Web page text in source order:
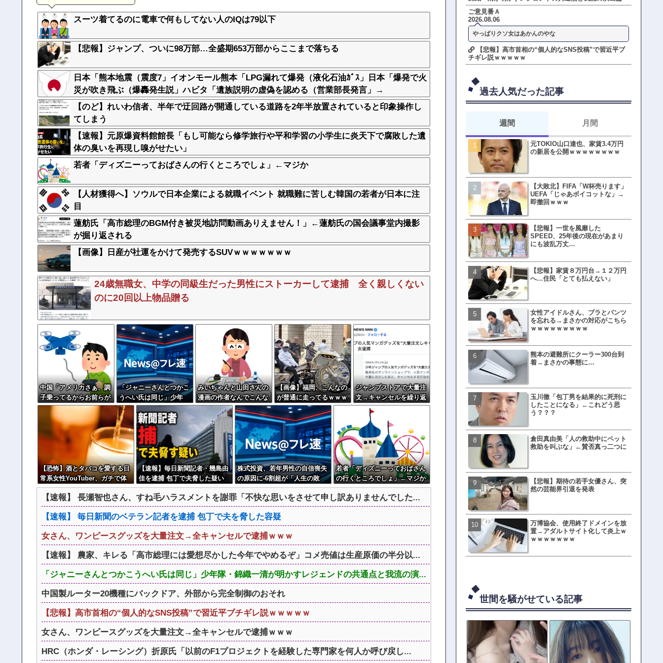
スーツ着てるのに電車で何もしてない人のIQは79以下
【悲報】ジャンプ、ついに98万部…全盛期653万部からここまで落ちる
日本「熊本地震（震度7」イオンモール熊本「LPG漏れて爆発（液化石油ｶﾞｽ」日本「爆発で火
災が吹き飛ぶ（爆轟発生説」ハビタ「遺族説明の虚偽を認める（営業部長発言」→
【のど】れいわ信者、半年で迂回路が開通している道路を2年半放置されていると印象操作し
てしまう
【速報】元原爆資料館館長「もし可能なら修学旅行や平和学習の小学生に炎天下で腐敗した遺
体の臭いを再現し嗅がせたい」
若者「ディズニーっておばさんの行くところでしょ」←マジか
【人材獲得へ】ソウルで日本企業による就職イベント 就職難に苦しむ韓国の若者が日本に注
目
蓮舫氏「高市総理のBGM付き被災地訪問動画ありえません！」←蓮舫氏の国会議事堂内撮影
が掘り返される
【画像】日産が社運をかけて発売するSUVｗｗｗｗｗｗｗ
24歳無職女、中学の同級生だった男性にストーカーして逮捕 全く親しくない
のに20回以上物品贈る
中国「アメリカさぁ、調
子乗ってるからお前らが
頼ってる軍用中国ドロー
ン輸出禁止するわw」
「ジャニーさんとつかこ
うへい氏は同じ」少年
隊・錦織一清が明かすレ
ジェンドの共通点と我流
の演出論
みいちゃんと山田さんの
漫画の作者なんでこんな
に嫌われてるんだろうな
【画像】福岡、こんなの
が普通に走ってるｗｗｗ
ｗｗｗｗｗｗｗｗｗｗｗ
ｗｗｗｗｗｗｗｗｗｗｗ
ｗｗｗｗｗｗｗｗｗｗｗ
ｗｗｗｗ
ジャンプストアで大量注
文→キャンセルを繰り返
した女を逮捕 「注文で
欲求が満たされた」総額
43億円
【恐怖】酒とタバコを愛する日
常系女性YouTuber、ガチで体
が終わる・・・
【速報】毎日新聞記者・幾島由
佳を逮捕 包丁で夫脅した疑い
株式投資、若年男性の自信喪失
の原因に-6割超が「人生の敗
者」自認
若者「ディズニーっておばさん
の行くところでしょ」←マジか
【速報】 長瀬智也さん、すね毛ハラスメントを謝罪「不快な思いをさせて申し訳ありませんでした...
【速報】 毎日新聞のベテラン記者を逮捕 包丁で夫を脅した容疑
女さん、ワンピースグッズを大量注文→全キャンセルで逮捕ｗｗｗ
【速報】 農家、キレる「高市総理には愛想尽かした今年でやめるぞ」コメ売値は生産原価の半分以...
「ジャニーさんとつかこうへい氏は同じ」少年隊・錦織一清が明かすレジェンドの共通点と我流の演...
中国製ルーター20機種にバックドア、外部から完全制御のおそれ
【悲報】高市首相の“個人的なSNS投稿”で習近平ブチギレ説ｗｗｗｗｗ
女さん、ワンピースグッズを大量注文→全キャンセルで逮捕ｗｗｗ
HRC（ホンダ・レーシング）折原氏「以前のF1プロジェクトを経験した専門家を何人か呼び戻し...
ご意見番Ａ
2026.08.06
やっぱりクソ女はあかんのやな
【悲報】高市首相の“個人的なSNS投稿”で習近平ブ
チギレ説ｗｗｗｗｗ
過去人気だった記事
週間
元TOKIO山口達也、家賃3.4万円
の新居を公開ｗｗｗｗｗｗｗｗ
【大敗北】FIFA「W杯売ります」
UEFA「じゃあボイコットな」→
即撤回ｗｗｗ
【悲報】一世を風靡した
SPEED、25年後の現在があまり
にも波乱万丈…
【悲報】家賃８万円台→１２万円
へ…住民「とても払えない」
女性アイドルさん、ブラとパンツ
を忘れる→まさかの対応がこちら
ｗｗｗｗｗｗｗｗｗ
熊本の避難所にクーラー300台到
着→まさかの事態に…
玉川徹「包丁男を結果的に死刑に
したことになる」←これどう思
う？？？
倉田真由美「人の救助中にペット
救助を叫ぶな」←賛否真っ二つに
【悲報】期待の若手女優さん、突
然の芸能界引退を発表
万博協会、使用終了ドメインを放
置→アダルトサイト化して炎上ｗ
ｗｗｗｗｗｗｗ
月間
【悲報】東京着く前にHP尽
方民ｗｗｗ移動だけで瀕死
【ファーw】水着女子さん
オッサン盗撮してる…通報
皇族確保策、天皇陛下の一
界ピリつくｗｗｗ
文春、沖縄問題の"触れては
ない話"を暴露してしまうｗ
ランサムウェア攻撃を受け
レイ、わずか10日で復旧し
がこちら
福岡テレビ局にとんでもな
アナが入社してしまうｗｗｗ
【衝撃】三笘が事故った時
てた車ってさ…←これw w
有吉「うまくても絶対に行
ない店」がこちら…ネット
母親「息子の借りた本が心
真をSNS投稿→司書らから
元TOKIO山口達也、家賃3.4
の新居を公開ｗｗｗｗｗｗ
世間を騒がせている記事